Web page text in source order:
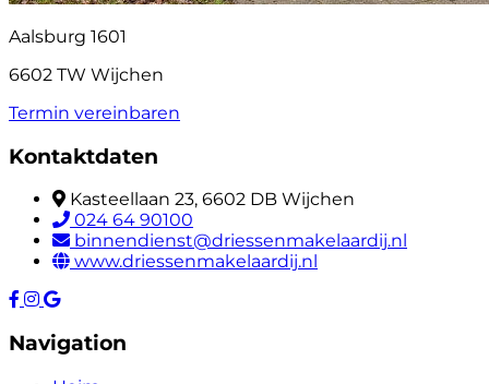
Aalsburg 1601
6602 TW Wijchen
Termin vereinbaren
Kontaktdaten
Kasteellaan 23, 6602 DB Wijchen
024 64 90100
binnendienst@driessenmakelaardij.nl
www.driessenmakelaardij.nl
Navigation